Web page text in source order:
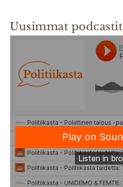
Uusimmat podcastit